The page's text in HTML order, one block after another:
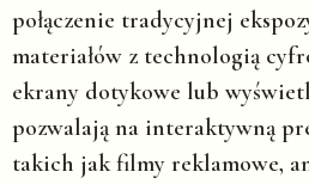
połączenie tradycyjnej
materiałów z technologią
ekrany dotykowe lub
pozwalają na interaktywną
takich jak filmy reklamowe,